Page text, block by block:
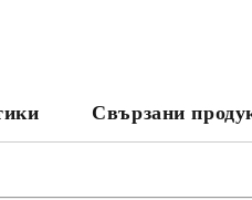
Свързани